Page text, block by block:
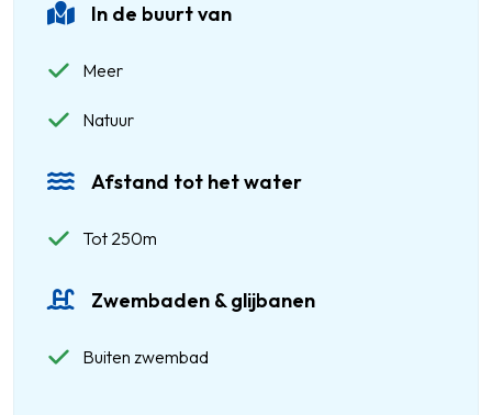
In de buurt van
Meer
Natuur
Afstand tot het water
Tot 250m
Zwembaden & glijbanen
Buiten zwembad